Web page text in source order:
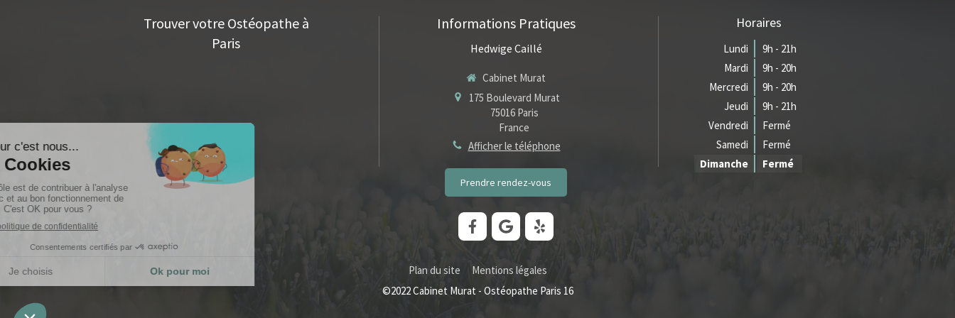
Trouver votre Ostéopathe à
Paris
Informations Pratiques
Hedwige Caillé
Cabinet Murat
175 Boulevard Murat
75016 Paris
France
Afficher le téléphone
Prendre rendez-vous
Horaires
Lundi
9h - 21h
Mardi
9h - 20h
Mercredi
9h - 20h
Jeudi
9h - 21h
Vendredi
Fermé
Samedi
Fermé
Dimanche
Fermé
Plan du site
Mentions légales
©2022 Cabinet Murat - Ostéopathe Paris 16